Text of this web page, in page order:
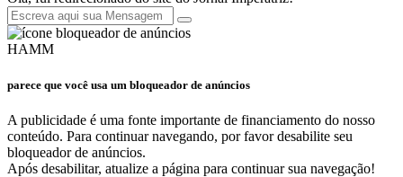
HAMM
parece que você usa um bloqueador de anúncios
A publicidade é uma fonte importante de financiamento do nosso
conteúdo. Para continuar navegando, por favor desabilite seu
bloqueador de anúncios.
Após desabilitar, atualize a página para continuar sua navegação!